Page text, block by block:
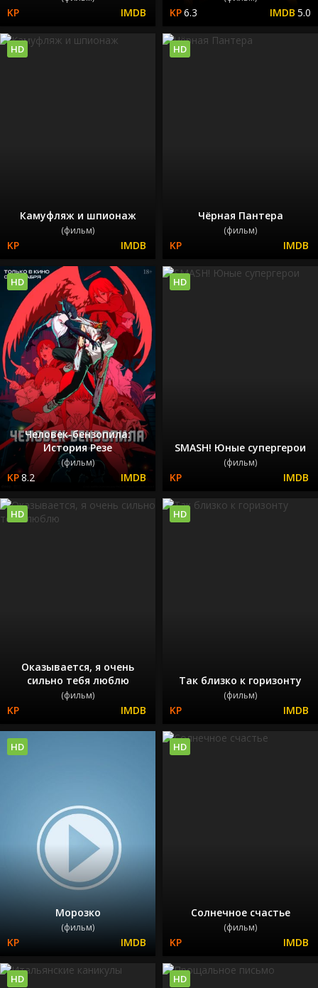
6.3 5.0
Камуфляж и шпионаж
(фильм)
HD
Чёрная Пантера
(фильм)
HD
Человек-бензопила:
История Резе
(фильм)
8.2
HD
SMASH! Юные супергерои
(фильм)
HD
Оказывается, я очень
сильно тебя люблю
(фильм)
HD
Так близко к горизонту
(фильм)
HD
Морозко
(фильм)
HD
Солнечное счастье
(фильм)
HD
HD HD